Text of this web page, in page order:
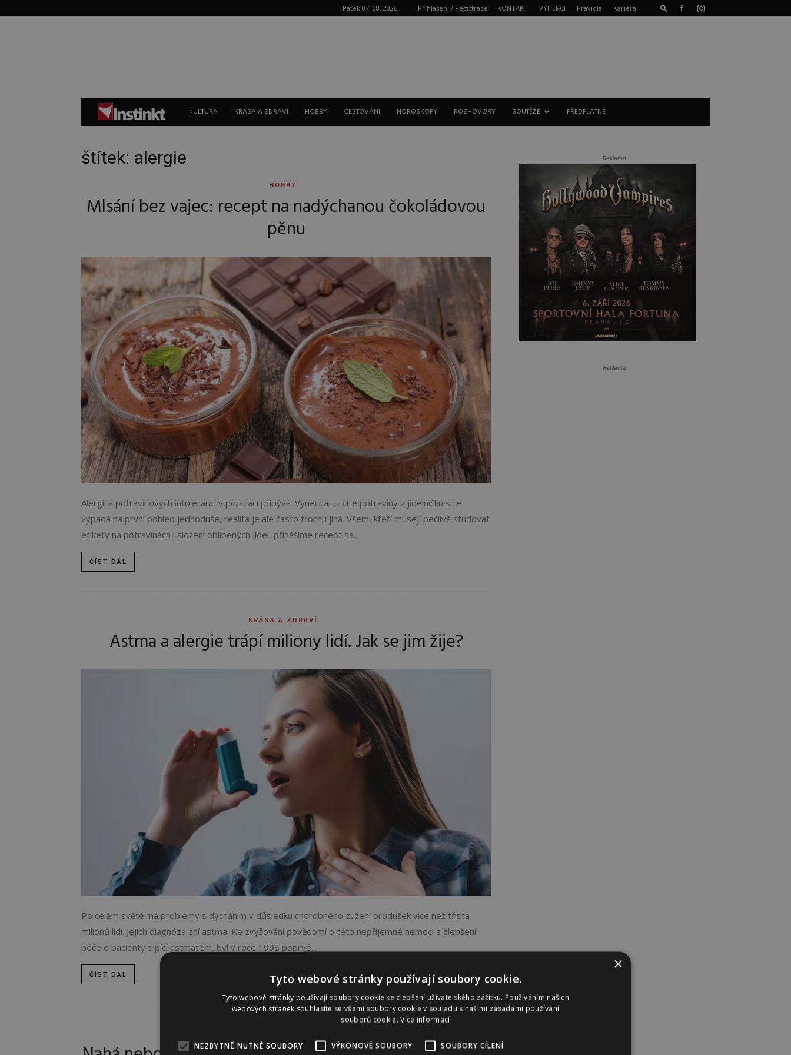
Pátek 07. 08. 2026 Přihlášení / Registrace KONTAKT VÝHERCI Pravidla Kariéra
Instinkt
KULTURA KRÁSA A ZDRAVÍ HOBBY CESTOVÁNÍ HOROSKOPY ROZHOVORY SOUTĚŽE PŘEDPLATNÉ
štítek: alergie
HOBBY
Mlsání bez vajec: recept na nadýchanou čokoládovou
pěnu
Alergií a potravinových intolerancí v populaci přibývá. Vynechat určité potraviny z jídelníčku sice
vypadá na první pohled jednoduše, realita je ale často trochu jiná. Všem, kteří musejí pečlivě studovat
etikety na potravinách i složení oblíbených jídel, přinášíme recept na...
ČÍST DÁL
KRÁSA A ZDRAVÍ
Astma a alergie trápí miliony lidí. Jak se jim žije?
Po celém světě má problémy s dýcháním v důsledku chorobného zúžení průdušek více než třista
milionů lidí. Jejich diagnóza zní astma. Ke zvyšování povědomí o této nepříjemné nemoci a zlepšení
péče o pacienty trpící astmatem, byl v roce 1998 poprvé...
ČÍST DÁL
Reklama
Reklama
×
Tyto webové stránky používají soubory cookie.
Tyto webové stránky používají soubory cookie ke zlepšení uživatelského zážitku. Používáním našich
webových stránek souhlasíte se všemi soubory cookie v souladu s našimi zásadami používání
souborů cookie.Více informací
NEZBYTNĚ NUTNÉ SOUBORY VÝKONOVÉ SOUBORY SOUBORY CÍLENÍ